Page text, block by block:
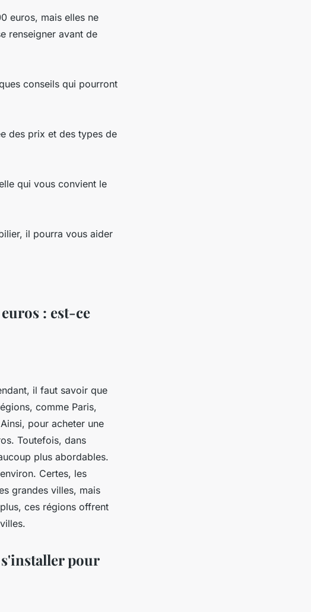
euros, mais elles ne
renseigner avant de
conseils qui pourront
des prix et des types de
qui vous convient le
il pourra vous aider
: est-ce
il faut savoir que
comme Paris,
pour acheter une
Toutefois, dans
plus abordables.
Certes, les
grandes villes, mais
ces régions offrent
pour